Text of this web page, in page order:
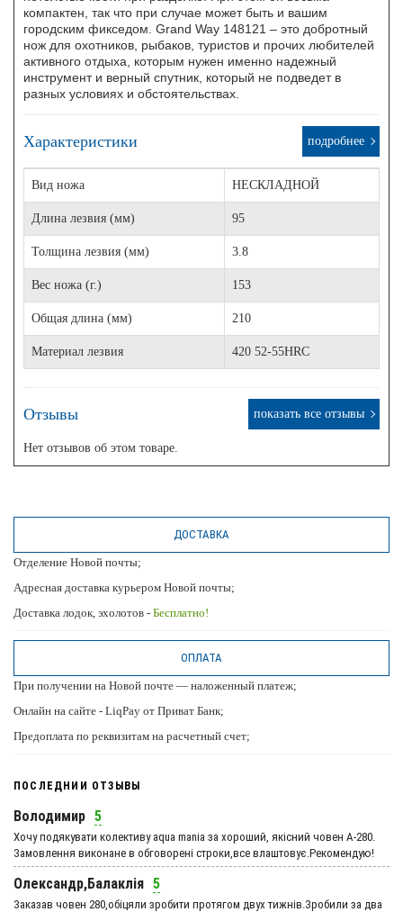
компактен, так что при случае может быть и вашим
городским фикседом. Grand Way 148121 – это добротный
нож для охотников, рыбаков, туристов и прочих любителей
активного отдыха, которым нужен именно надежный
инструмент и верный спутник, который не подведет в
разных условиях и обстоятельствах.
Характеристики подробнее
Вид ножа НЕСКЛАДНОЙ
Длина лезвия (мм) 95
Толщина лезвия (мм) 3.8
Вес ножа (г.) 153
Общая длина (мм) 210
Материал лезвия 420 52-55HRC
Отзывы показать все отзывы
Нет отзывов об этом товаре.
ДОСТАВКА
Отделение Новой почты;
Адресная доставка курьером Новой почты;
Доставка лодок, эхолотов - Бесплатно!
ОПЛАТА
При получении на Новой почте — наложенный платеж;
Онлайн на сайте - LiqPay от Приват Банк;
Предоплата по реквизитам на расчетный счет;
ПОСЛЕДНИИ ОТЗЫВЫ
Володимир 5
Хочу подякувати колективу aqua mania за хороший, якісний човен А-280.
Замовлення виконане в обговорені строки,все влаштовує.Рекомендую!
Олександр,Балаклія 5
Заказав човен 280,обіцяли зробити протягом двух тижнів.Зробили за два